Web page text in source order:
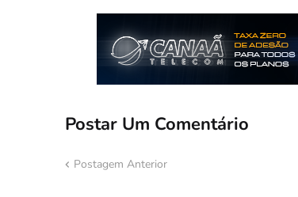
Postar Um Comentário
Postagem Anterior